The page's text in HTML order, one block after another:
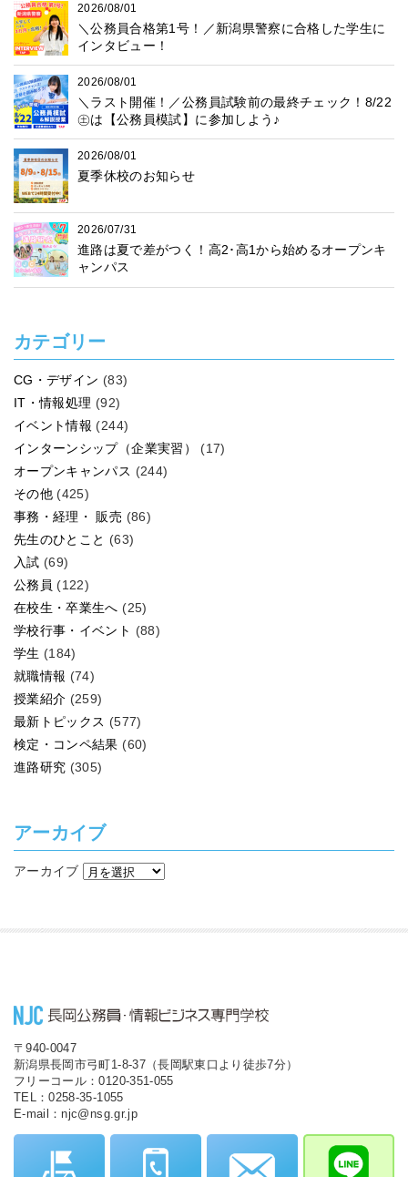
2026/08/01
＼公務員合格第1号！／新潟県警察に合格した学生に
インタビュー！
2026/08/01
＼ラスト開催！／公務員試験前の最終チェック！8/22
㊏は【公務員模試】に参加しよう♪
2026/08/01
夏季休校のお知らせ
2026/07/31
進路は夏で差がつく！高2･高1から始めるオープンキ
ャンパス
カテゴリー
CG・デザイン (83)
IT・情報処理 (92)
イベント情報 (244)
インターンシップ（企業実習）
(17)
オープンキャンパス (244)
その他 (425)
事務・経理・ 販売 (86)
先生のひとこと (63)
入試 (69)
公務員 (122)
在校生・卒業生へ (25)
学校行事・イベント (88)
学生 (184)
就職情報 (74)
授業紹介 (259)
最新トピックス (577)
検定・コンペ結果 (60)
進路研究 (305)
アーカイブ
アーカイブ
〒940-0047
新潟県長岡市弓町1-8-37（長岡駅東口より徒歩7分）
フリーコール：0120-351-055
TEL：0258-35-1055
E-mail：njc@nsg.gr.jp